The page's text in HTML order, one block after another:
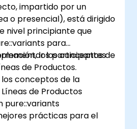
impartido por un
o presencial), está dirigido
nivel principiante que
para
los conceptos de
de Productos.
los participantes
conceptos de la
de Productos
pure::variants
prácticas para el